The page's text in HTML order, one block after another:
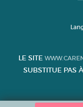
LE SITE
SUBSTITUE PAS